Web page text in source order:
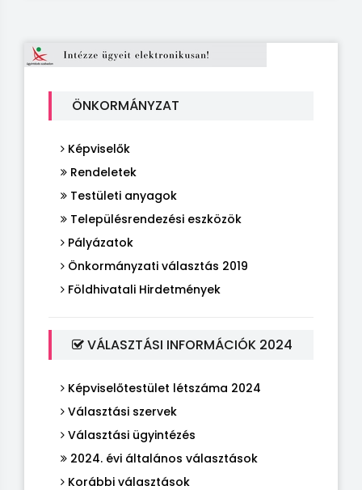
ÖNKORMÁNYZAT
Képviselők
Rendeletek
Testületi anyagok
Településrendezési eszközök
Pályázatok
Önkormányzati választás 2019
Földhivatali Hirdetmények
VÁLASZTÁSI INFORMÁCIÓK 2024
Képviselőtestület létszáma 2024
Választási szervek
Választási ügyintézés
2024. évi általános választások
Korábbi választások